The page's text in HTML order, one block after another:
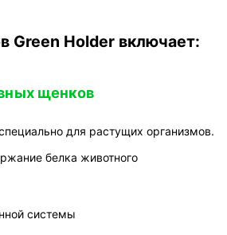
Green Holder включает:
щенков
для растущих организмов.
белка животного
системы